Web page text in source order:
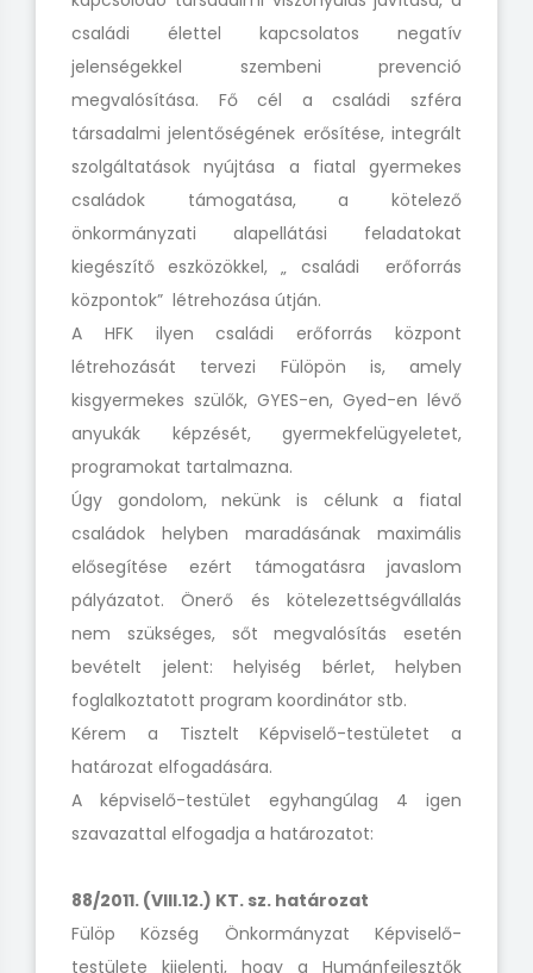
családi élettel kapcsolatos negatív
jelenségekkel szembeni prevenció
megvalósítása. Fő cél a családi szféra
társadalmi jelentőségének erősítése, integrált
szolgáltatások nyújtása a fiatal gyermekes
családok támogatása, a kötelező
önkormányzati alapellátási feladatokat
kiegészítő eszközökkel, „ családi erőforrás
központok” létrehozása útján.
A HFK ilyen családi erőforrás központ
létrehozását tervezi Fülöpön is, amely
kisgyermekes szülők, GYES-en, Gyed-en lévő
anyukák képzését, gyermekfelügyeletet,
programokat tartalmazna.
Úgy gondolom, nekünk is célunk a fiatal
családok helyben maradásának maximális
elősegítése ezért támogatásra javaslom
pályázatot. Önerő és kötelezettségvállalás
nem szükséges, sőt megvalósítás esetén
bevételt jelent: helyiség bérlet, helyben
foglalkoztatott program koordinátor stb.
Kérem a Tisztelt Képviselő-testületet a
határozat elfogadására.
A képviselő-testület egyhangúlag 4 igen
szavazattal elfogadja a határozatot:
88/2011. (VIII.12.) KT. sz. határozat
Fülöp Község Önkormányzat Képviselő-
testülete kijelenti, hogy a Humánfejlesztők